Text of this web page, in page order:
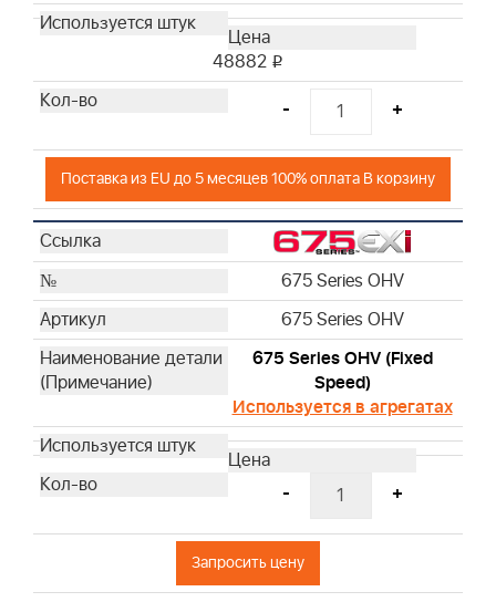
48882 i
- +
Поставка из EU до 5 месяцев 100% оплата В корзину
675 Series OHV
675 Series OHV
675 Series OHV (Fixed
Speed)
Используется в агрегатах
- +
Запросить цену